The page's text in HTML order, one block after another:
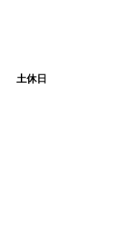
土休日